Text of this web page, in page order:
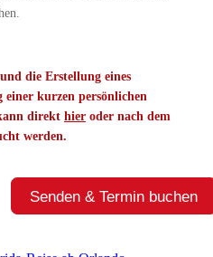
die Erstellung eines
einer kurzen persönlichen
direkt hier oder nach dem
werden.
Senden & Termin buchen